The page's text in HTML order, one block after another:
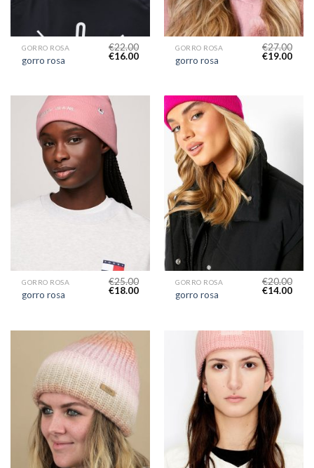
GORRO ROSA
gorro rosa
€22.00
€16.00
GORRO ROSA
gorro rosa
€27.00
€19.00
GORRO ROSA
gorro rosa
€25.00
€18.00
GORRO ROSA
gorro rosa
€20.00
€14.00